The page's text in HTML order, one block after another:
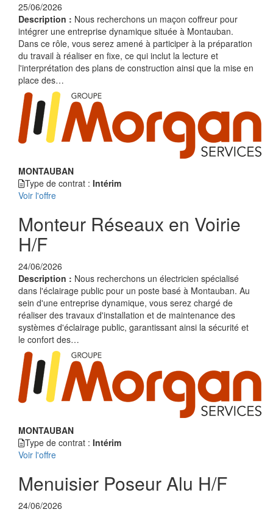
25/06/2026
Description : Nous recherchons un maçon coffreur pour
intégrer une entreprise dynamique située à Montauban.
Dans ce rôle, vous serez amené à participer à la préparation
du travail à réaliser en fixe, ce qui inclut la lecture et
l'interprétation des plans de construction ainsi que la mise en
place des…
MONTAUBAN
Type de contrat : Intérim
Voir l'offre
Monteur Réseaux en Voirie
H/F
24/06/2026
Description : Nous recherchons un électricien spécialisé
dans l'éclairage public pour un poste basé à Montauban. Au
sein d'une entreprise dynamique, vous serez chargé de
réaliser des travaux d'installation et de maintenance des
systèmes d'éclairage public, garantissant ainsi la sécurité et
le confort des…
MONTAUBAN
Type de contrat : Intérim
Voir l'offre
Menuisier Poseur Alu H/F
24/06/2026